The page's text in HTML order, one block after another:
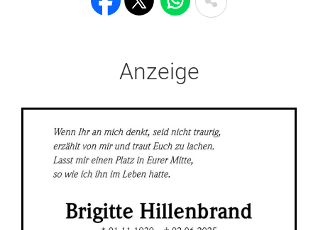
Anzeige